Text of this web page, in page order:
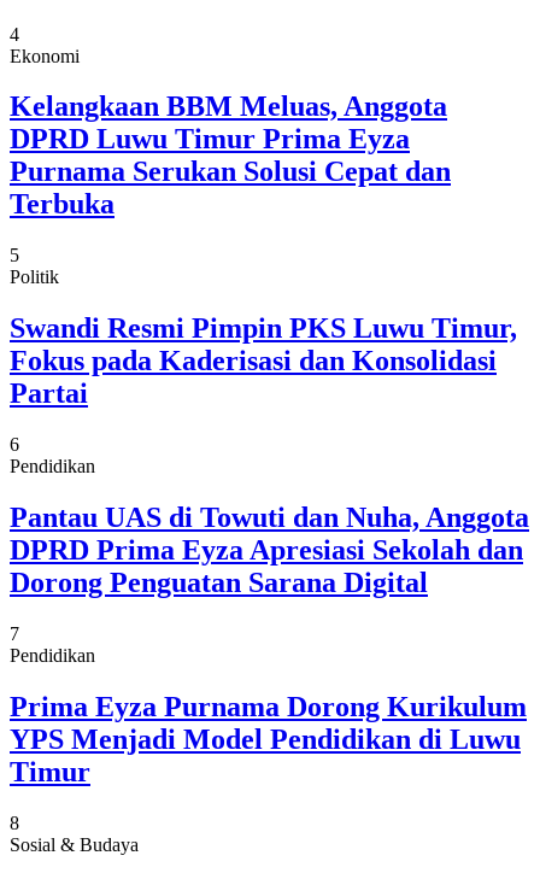
4
Ekonomi
Kelangkaan BBM Meluas, Anggota
DPRD Luwu Timur Prima Eyza
Purnama Serukan Solusi Cepat dan
Terbuka
5
Politik
Swandi Resmi Pimpin PKS Luwu Timur,
Fokus pada Kaderisasi dan Konsolidasi
Partai
6
Pendidikan
Pantau UAS di Towuti dan Nuha, Anggota
DPRD Prima Eyza Apresiasi Sekolah dan
Dorong Penguatan Sarana Digital
7
Pendidikan
Prima Eyza Purnama Dorong Kurikulum
YPS Menjadi Model Pendidikan di Luwu
Timur
8
Sosial & Budaya